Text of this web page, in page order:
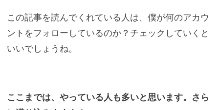
この記事を読んでくれている人は、僕が何のアカウ
ントをフォローしているのか？チェックしていくと
いいでしょうね。
ここまでは、やっている人も多いと思います。さら